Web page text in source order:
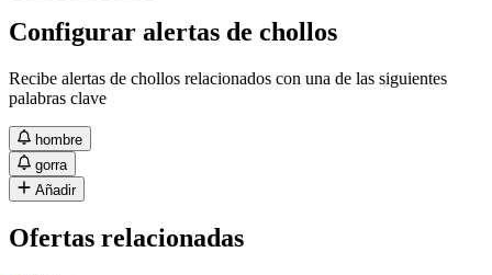
Configurar alertas de chollos
Recibe alertas de chollos relacionados con una de las siguientes
palabras clave
hombre
gorra
Añadir
Ofertas relacionadas